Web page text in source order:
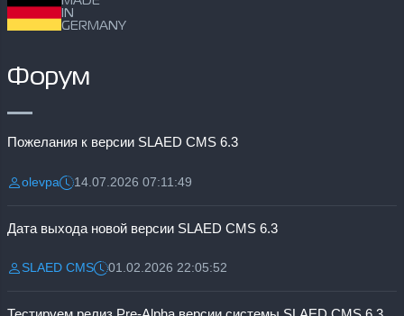
IN
GERMANY
Форум
Пожелания к версии SLAED CMS 6.3
Разместил:
olevpaДата:14.07.2026 07:11:49
Дата выхода новой версии SLAED CMS 6.3
Разместил:
SLAED CMSДата:01.02.2026 22:05:52